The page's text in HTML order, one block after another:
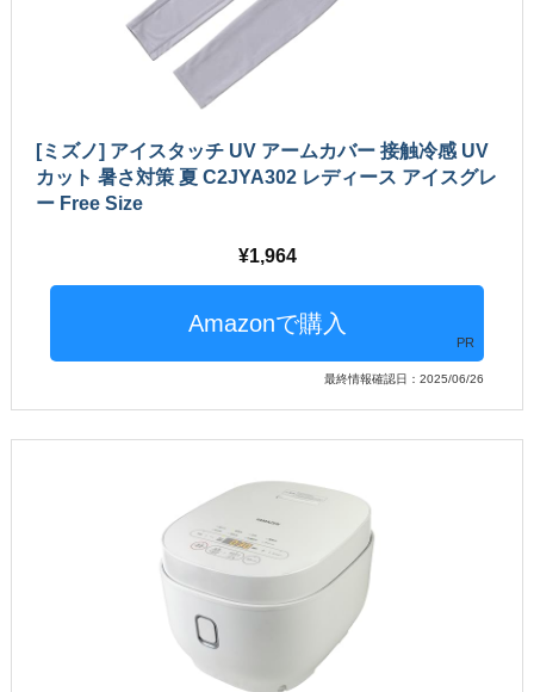
[ミズノ] アイスタッチ UV アームカバー 接触冷感 UV
カット 暑さ対策 夏 C2JYA302 レディース アイスグレ
ー Free Size
1,964
PR
最終情報確認日：2025/06/26